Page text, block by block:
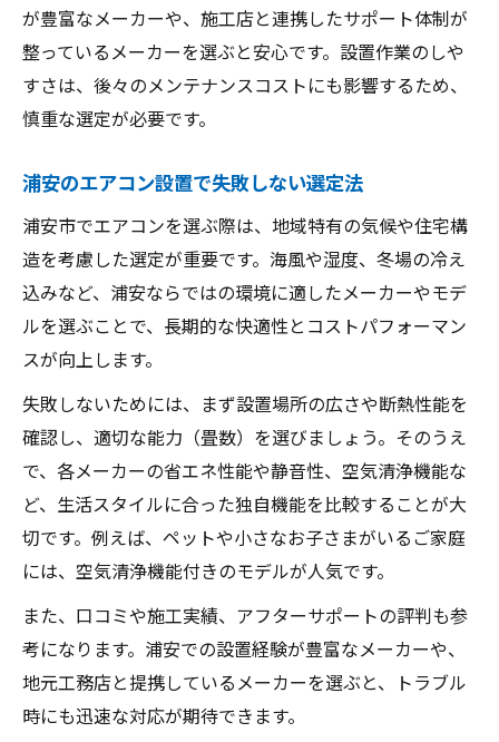
が豊富なメーカーや、施工店と連携したサポート体制が
整っているメーカーを選ぶと安心です。設置作業のしや
すさは、後々のメンテナンスコストにも影響するため、
慎重な選定が必要です。
浦安のエアコン設置で失敗しない選定法
浦安市でエアコンを選ぶ際は、地域特有の気候や住宅構
造を考慮した選定が重要です。海風や湿度、冬場の冷え
込みなど、浦安ならではの環境に適したメーカーやモデ
ルを選ぶことで、長期的な快適性とコストパフォーマン
スが向上します。
失敗しないためには、まず設置場所の広さや断熱性能を
確認し、適切な能力（畳数）を選びましょう。そのうえ
で、各メーカーの省エネ性能や静音性、空気清浄機能な
ど、生活スタイルに合った独自機能を比較することが大
切です。例えば、ペットや小さなお子さまがいるご家庭
には、空気清浄機能付きのモデルが人気です。
また、口コミや施工実績、アフターサポートの評判も参
考になります。浦安での設置経験が豊富なメーカーや、
地元工務店と提携しているメーカーを選ぶと、トラブル
時にも迅速な対応が期待できます。